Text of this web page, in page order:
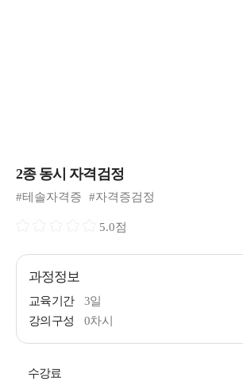
2종 동시 자격검정
#테솔자격증 #자격증검정
5.0점
과정정보
교육기간
3일
강의구성
0차시
수강료